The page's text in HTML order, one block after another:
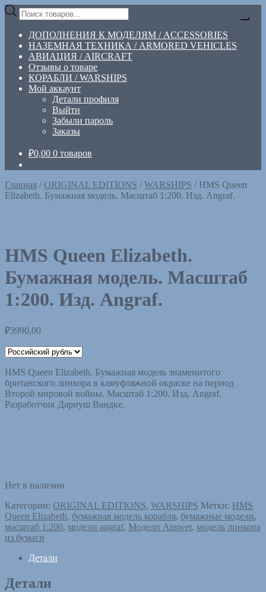
Перейти
навигации
Перейти
содержимому
Поиск
товаров
ДОПОЛНЕНИЯ К МОДЕЛЯМ / ACCESSORIES
НАЗЕМНАЯ ТЕХНИКА / ARMORED VEHICLES
АВИАЦИЯ / AIRCRAFT
Отзывы о товаре
КОРАБЛИ / WARSHIPS
Мой аккаунт
Детали профиля
Выйти
Забыли пароль
Заказы
₽0,00 0 товаров
Главная /ORIGINAL EDITIONS /WARSHIPS / HMS Queen
Elizabeth. Бумажная модель. Масштаб 1:200. Изд. Angraf.
HMS Queen Elizabeth.
Бумажная модель. Масштаб
1:200. Изд. Angraf.
₽3990,00
HMS Queen Elizabeth. Бумажная модель знаменитого
британского линкора в камуфляжной окраске на период
Второй мировой войны. Масштаб 1:200. Изд. Angraf.
Разработчик Дариуш Вандке.
Нет в наличии
Категории: ORIGINAL EDITIONS, WARSHIPS Метки: HMS
Queen Elizabeth, бумажная модель корабля, бумажные модели,
масштаб 1:200, модели angraf, Модели Answer, модель линкора
из бумаги
Детали
Детали